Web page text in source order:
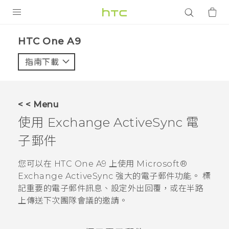
VIVE
VIVERSE
應用程式
支援服務
登入
HTC One A9‎
指南下載
< < Menu
使用 Exchange ActiveSync 電
子郵件
您可以在 HTC One A9 上使用 Microsoft®
Exchange ActiveSync 強大的電子郵件功能。 標
記重要的電子郵件訊息、設定外出回覆，或在半路
上傳送下次團隊會議的邀請。